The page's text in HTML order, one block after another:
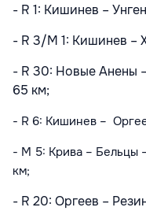
- R 1: Кишинев –
- R 3/M 1: Кишинев –
- R 30: Новые Анены
65 км;
- R 6: Кишинев –
- M 5: Крива – Бельцы
км;
- R 20: Оргеев –